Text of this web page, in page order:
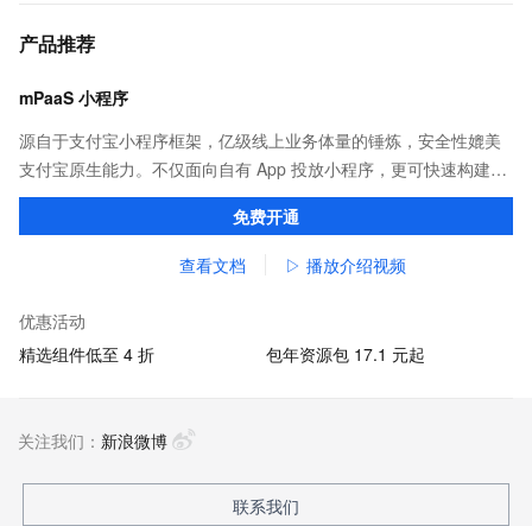
产品推荐
mPaaS 小程序
源自于支付宝小程序框架，亿级线上业务体量的锤炼，安全性媲美
支付宝原生能力。不仅面向自有 App 投放小程序，更可快速构建打
包，覆盖支付宝、淘宝、钉钉等应用。
免费开通
查看文档 ▷ 播放介绍视频
优惠活动
精选组件低至 4 折
包年资源包 17.1 元起
关注我们： 新浪微博
联系我们